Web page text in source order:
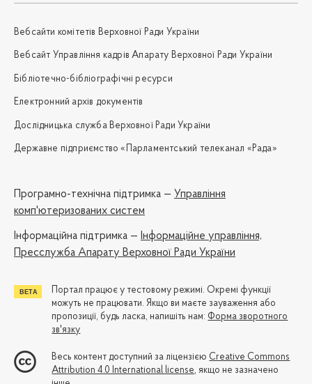
Вебсайти комітетів Верховної Ради України
Вебсайт Управління кадрів Апарату Верховної Ради України
Бібліотечно-бібліографічні ресурси
Електронний архів документів
Дослідницька служба Верховної Ради України
Державне підприємство «Парламентський телеканал «Рада»
Програмно-технічна підтримка — Управління
комп'ютеризованих систем
Iнформаційна підтримка — Інформаційне управління,
Пресслужба Апарату Верховної Ради України
Портал працює у тестовому режимі. Окремі функції
можуть не працювати. Якщо ви маєте зауваження або
пропозиції, будь ласка, напишіть нам: Форма зворотного
зв'язку
Весь контент доступний за ліцензією Creative Commons
Attribution 4.0 International license, якщо не зазначено